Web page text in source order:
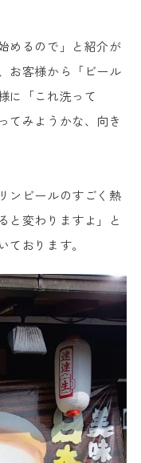
めるので」と紹介が
お客様から「ビール
に「これ洗って
てみようかな、向き
ンビールのすごく熱
と変わりますよ」と
おります。